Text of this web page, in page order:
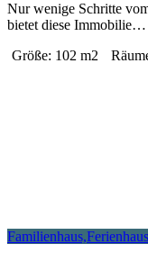
Nur wenige Schritte
bietet diese Immobilie…
Größe: 102 m2
Familienhaus,Ferienhaus